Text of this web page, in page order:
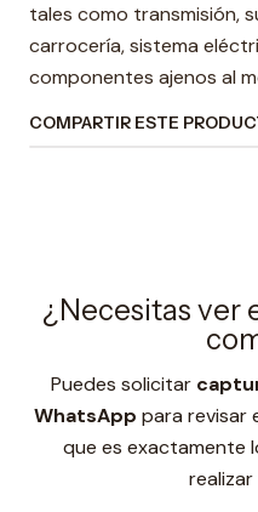
tales como transmisión,
carrocería, sistema
componentes ajenos al
COMPARTIR ESTE
¿Necesitas ver
Puedes solicitar
WhatsApp para revisar
que es exactamente